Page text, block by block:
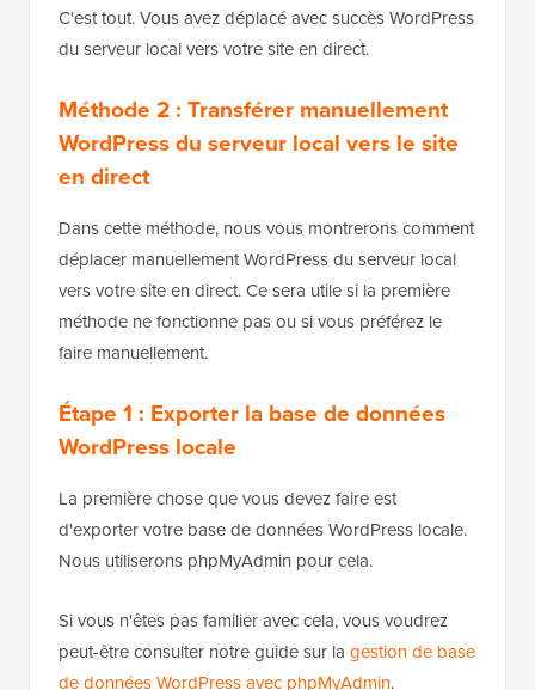
C'est tout. Vous avez déplacé avec succès WordPress
du serveur local vers votre site en direct.
Méthode 2 : Transférer manuellement
WordPress du serveur local vers le site
en direct
Dans cette méthode, nous vous montrerons comment
déplacer manuellement WordPress du serveur local
vers votre site en direct. Ce sera utile si la première
méthode ne fonctionne pas ou si vous préférez le
faire manuellement.
Étape 1 : Exporter la base de données
WordPress locale
La première chose que vous devez faire est
d'exporter votre base de données WordPress locale.
Nous utiliserons phpMyAdmin pour cela.
Si vous n'êtes pas familier avec cela, vous voudrez
peut-être consulter notre guide sur la gestion de base
de données WordPress avec phpMyAdmin.